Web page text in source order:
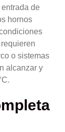
de
hornos
o sistemas
alcanzar y